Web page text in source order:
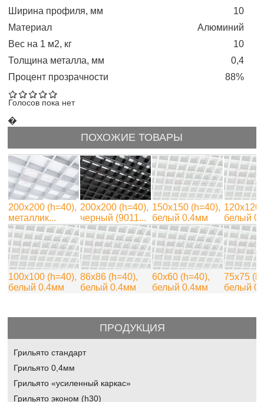
Ширина профиля, мм
10
Материал
Алюминий
Вес на 1 м2, кг
10
Толщина металла, мм
0,4
Процент прозрачности
88%
Голосов пока нет
�
ПОХОЖИЕ ТОВАРЫ
200x200 (h=40),
металлик...
200x200 (h=40),
черный (9011...
150х150 (h=40),
белый 0.4мм
120х120
белый
100х100 (h=40),
белый 0.4мм
86х86 (h=40),
белый 0.4мм
60х60 (h=40),
белый 0.4мм
75х75
белый
ПРОДУКЦИЯ
Грильято стандарт
Грильято 0,4мм
Грильято «усиленный каркас»
Грильято эконом (h30)